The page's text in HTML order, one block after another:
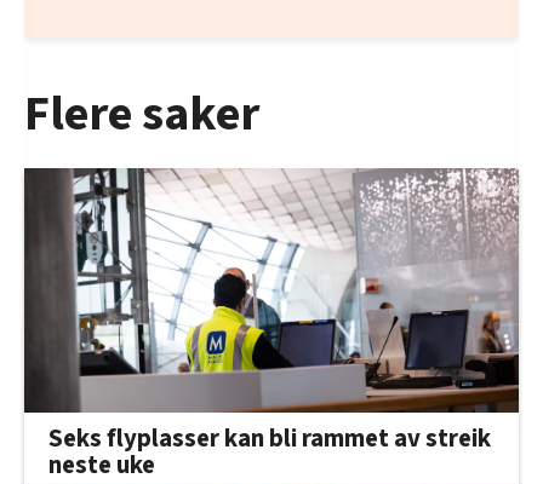
Flere saker
Seks flyplasser kan bli rammet av streik
neste uke